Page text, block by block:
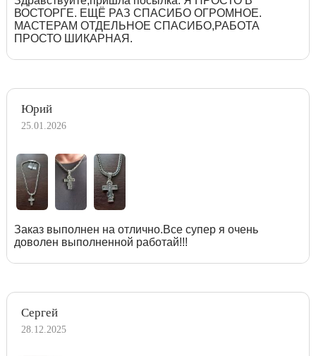
ВОСТОРГЕ. ЕЩЁ РАЗ СПАСИБО ОГРОМНОЕ.
МАСТЕРАМ ОТДЕЛЬНОЕ СПАСИБО,РАБОТА
ПРОСТО ШИКАРНАЯ.
Юрий
25.01.2026
Заказ выполнен на отлично.Все супер я очень
доволен выполненной работай!!!
Сергей
28.12.2025